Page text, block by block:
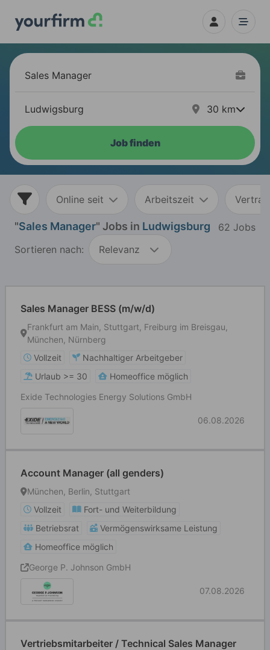
30 km
Job finden
Online seit Arbeitszeit
"Sales Manager" Jobs in Ludwigsburg
62 Jobs
Sortieren nach:
Relevanz
Sales Manager BESS (m/w/d)
Frankfurt am Main, Stuttgart, Freiburg im Breisgau,
München, Nürnberg
Vollzeit
Nachhaltiger Arbeitgeber
Urlaub >= 30
Homeoffice möglich
Exide Technologies Energy Solutions GmbH
06.08.2026
Account Manager (all genders)
München, Berlin, Stuttgart
Vollzeit
Fort- und Weiterbildung
Betriebsrat
Vermögenswirksame Leistung
Homeoffice möglich
George P. Johnson GmbH
07.08.2026
Vertriebsmitarbeiter / Technical Sales Manager